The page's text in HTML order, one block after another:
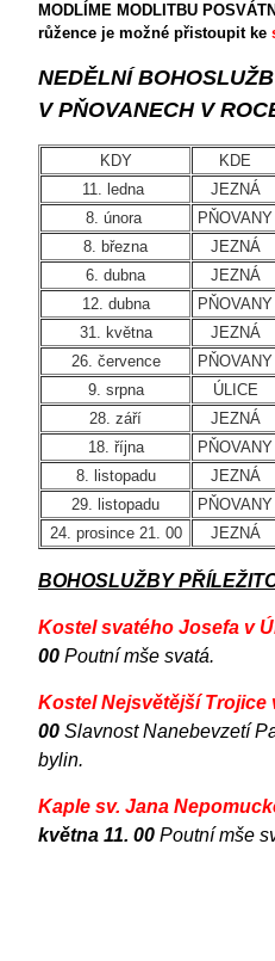
MODLÍME MODLITBU
růžence je možné přistoupit ke
NEDĚLNÍ
V PŇOVANECH V
KDY KDE
11. ledna
JEZNÁ
8. února
PŇOVANY
8. března
JEZNÁ
6. dubna
JEZNÁ
12. dubna
PŇOVANY
31. května
JEZNÁ
26. července
PŇOVANY
9. srpna
ÚLICE
28. září
JEZNÁ
18. října
PŇOVANY
8. listopadu
JEZNÁ
29. listopadu
PŇOVANY
24. prosince 21. 00
JEZNÁ
BOHOSLUŽBY
Kostel svatého Josefa v
00 Poutní mše svatá.
Kostel Nejsvětější Trojice
00 Slavnost Nanebevzetí
bylin.
Kaple sv. Jana
května 11. 00 Poutní mše